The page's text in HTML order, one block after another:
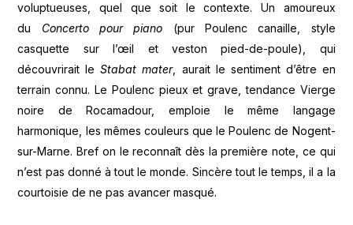
voluptueuses, quel que soit le contexte. Un amoureux
du Concerto pour piano (pur Poulenc canaille, style
casquette sur l’œil et veston pied-de-poule), qui
découvrirait leStabat mater, aurait le sentiment d’être en
terrain connu. Le Poulenc pieux et grave, tendance Vierge
noire de Rocamadour, emploie le même langage
harmonique, les mêmes couleurs que le Poulenc de Nogent-
sur-Marne. Bref on le reconnaît dès la première note, ce qui
n’est pas donné à tout le monde. Sincère tout le temps, il a la
courtoisie de ne pas avancer masqué.